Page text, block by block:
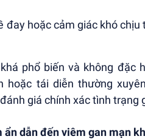
đay hoặc cảm giác khó
phổ biến và không đặc
hoặc tái diễn thường
giá chính xác tình trạng
dẫn đến viêm gan mạn